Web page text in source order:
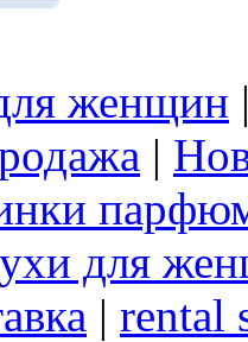
женщин
|
для
| rental